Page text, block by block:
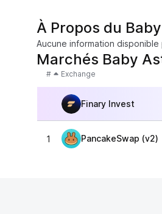
À Propos du
Aucune information disponible
Marchés Baby
# Exchange
Finary Invest
1 PancakeSwap (v2)